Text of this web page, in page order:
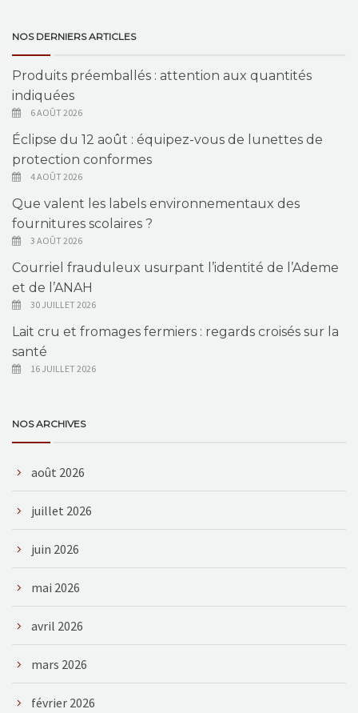
NOS DERNIERS ARTICLES
Produits préemballés : attention aux quantités
indiquées
6 AOÛT 2026
Éclipse du 12 août : équipez-vous de lunettes de
protection conformes
4 AOÛT 2026
Que valent les labels environnementaux des
fournitures scolaires ?
3 AOÛT 2026
Courriel frauduleux usurpant l’identité de l’Ademe
et de l’ANAH
30 JUILLET 2026
Lait cru et fromages fermiers : regards croisés sur la
santé
16 JUILLET 2026
NOS ARCHIVES
août 2026
juillet 2026
juin 2026
mai 2026
avril 2026
mars 2026
février 2026